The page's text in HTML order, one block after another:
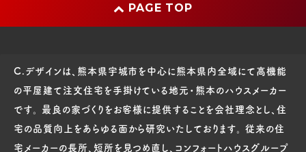
PAGE TOP
C.デザインは、熊本県宇城市を中心に熊本県内全域にて高機能
の平屋建て注文住宅を手掛けている地元・熊本のハウスメーカー
です。 最良の家づくりをお客様に提供することを会社理念とし、住
宅の品質向上をあらゆる面から研究いたしております。 従来の住
宅メーカーの長所、短所を見つめ直し、コンフォートハウスグループ